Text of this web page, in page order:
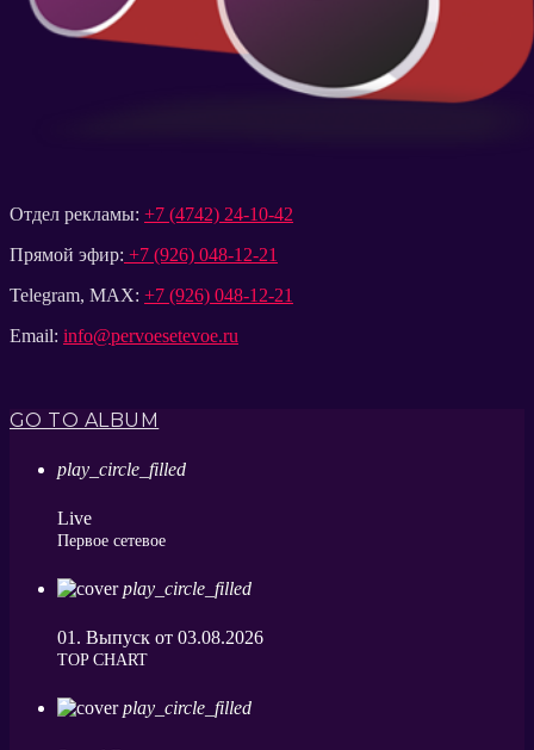
Отдел рекламы: +7 (4742) 24-10-42
Прямой эфир: +7 (926) 048-12-21
Telegram, MAX: +7 (926) 048-12-21
Email: info@pervoesetevoe.ru
GO TO ALBUM
play_circle_filled
Live
Первое сетевое
play_circle_filled
01. Выпуск от 03.08.2026
ТОP CHART
play_circle_filled